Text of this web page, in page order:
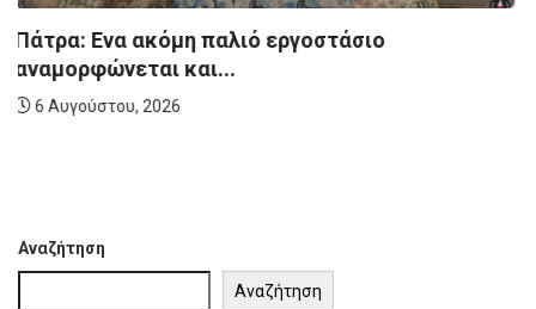
FEATURED
Αναζήτηση
Αναζήτηση